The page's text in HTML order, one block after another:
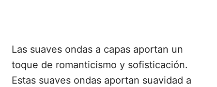
Las suaves ondas a capas aportan un
toque de romanticismo y sofisticación.
Estas suaves ondas aportan suavidad a